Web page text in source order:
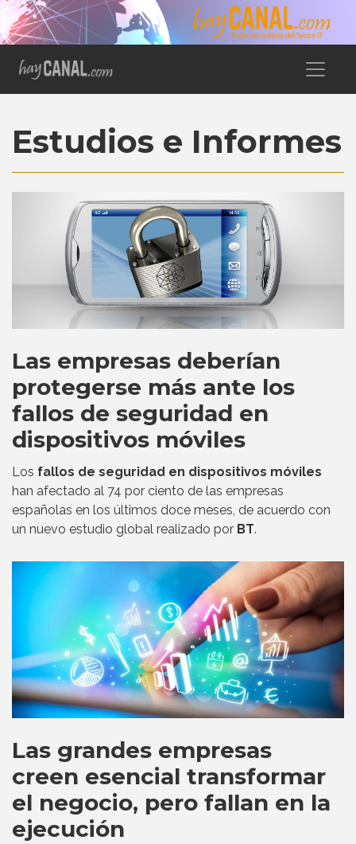
Estudios e Informes
Las empresas deberían
protegerse más ante los
fallos de seguridad en
dispositivos móviles
Los fallos de seguridad en dispositivos móviles
han afectado al 74 por ciento de las empresas
españolas en los últimos doce meses, de acuerdo con
un nuevo estudio global realizado por BT.
Las grandes empresas
creen esencial transformar
el negocio, pero fallan en la
ejecución